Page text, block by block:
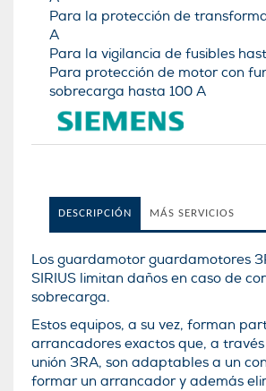
Para la protección de
A
Para la vigilancia de fusibles
Para protección de motor con
sobrecarga hasta 100 A
DESCRIPCIÓN MÁS SERVICIOS
Los guardamotor guardamotores
SIRIUS limitan daños en caso de
sobrecarga.
Estos equipos, a su vez, forman
arrancadores exactos que, a
unión 3RA, son adaptables a un
formar un arrancador y además